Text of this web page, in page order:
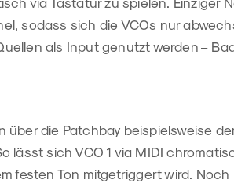
sodass sich die VCOs nur
als Input genutzt werden –
über die Patchbay beispielsweise
lässt sich VCO 1 via MIDI
festen Ton mitgetriggert wird.